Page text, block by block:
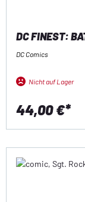
DC FINEST:
DC Comics
Nicht auf Lager
44,00 €*